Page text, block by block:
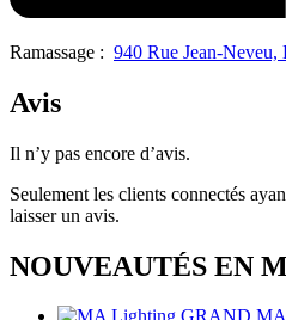
Ramassage : 940 Rue Jean-Neveu,
Avis
Il n’y pas encore d’avis.
Seulement les clients connectés
laisser un avis.
NOUVEAUTÉS EN